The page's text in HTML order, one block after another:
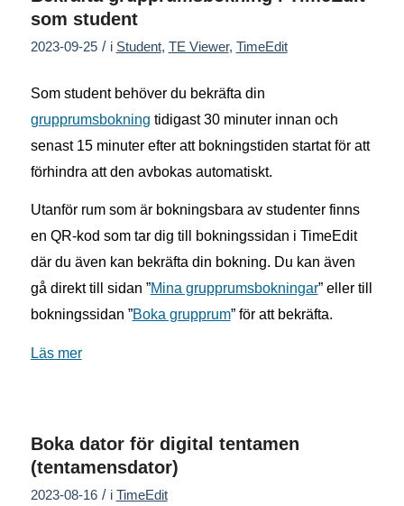
som student
2023-09-25 / i Student, TE Viewer, TimeEdit
Som student behöver du bekräfta din
grupprumsbokning tidigast 30 minuter innan och
senast 15 minuter efter att bokningstiden startat för att
förhindra att den avbokas automatiskt.
Utanför rum som är bokningsbara av studenter finns
en QR-kod som tar dig till bokningssidan i TimeEdit
där du även kan bekräfta din bokning. Du kan även
gå direkt till sidan ”Mina grupprumsbokningar” eller till
bokningssidan ”Boka grupprum” för att bekräfta.
Läs mer
Boka dator för digital tentamen
(tentamensdator)
2023-08-16 / i TimeEdit